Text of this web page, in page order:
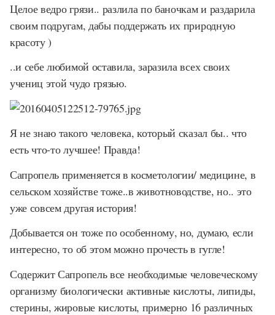
Целое ведро грязи.. разлила по баночкам и раздарила
своим подругам, дабы поддержать их природную
красоту )
..и себе любимой оставила, заразила всех своих
учениц этой чудо грязью.
Я не знаю такого человека, который сказал бы.. что
есть что-то лучшее! Правда!
Сапропель применяется в косметологии/ медицине, в
сельском хозяйстве тоже..в животноводстве, но.. это
уже совсем другая история!
Добывается он тоже по особенному, но, думаю, если
интересно, то об этом можно прочесть в гугле!
Содержит Сапропель все необходимые человеческому
организму биологически активные кислоты, липиды,
стерины, жировые кислоты, примерно 16 различных